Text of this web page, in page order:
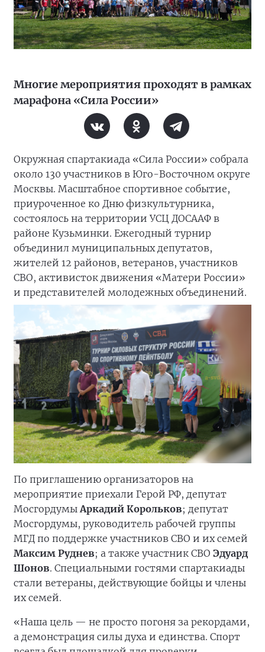
Многие мероприятия проходят в рамках
марафона «Сила России»
Окружная спартакиада «Сила России» собрала
около 130 участников в Юго-Восточном округе
Москвы. Масштабное спортивное событие,
приуроченное ко Дню физкультурника,
состоялось на территории УСЦ ДОСААФ в
районе Кузьминки. Ежегодный турнир
объединил муниципальных депутатов,
жителей 12 районов, ветеранов, участников
СВО, активисток движения «Матери России»
и представителей молодежных объединений.
По приглашению организаторов на
мероприятие приехали Герой РФ, депутат
МосгордумыАркадий Корольков; депутат
Мосгордумы, руководитель рабочей группы
МГД по поддержке участников СВО и их семей
Максим Руднев; а также участник СВО Эдуард
Шонов. Специальными гостями спартакиады
стали ветераны, действующие бойцы и члены
их семей.
«Наша цель — не просто погоня за рекордами,
а демонстрация силы духа и единства. Спорт